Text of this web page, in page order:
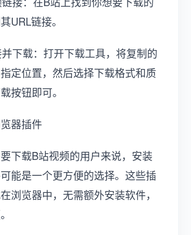
URL链接。
下载：打开下载工具，将复制的
定位置，然后选择下载格式和质
按钮即可。
器插件
下载B站视频的用户来说，安装
能是一个更方便的选择。这些插
浏览器中，无需额外安装软件，